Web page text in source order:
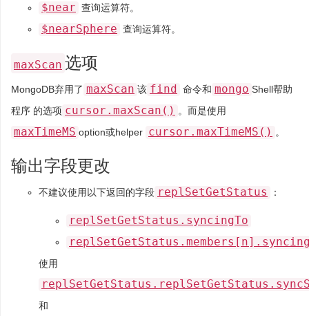
$near 查询运算符。
$nearSphere 查询运算符。
maxScan 选项
MongoDB弃用了 maxScan 该 find 命令和 mongo Shell帮助
程序 的选项 cursor.maxScan() 。而是使用
maxTimeMS option或helper cursor.maxTimeMS() 。
输出字段更改
不建议使用以下返回的字段 replSetGetStatus ：
replSetGetStatus.syncingTo
使用
和